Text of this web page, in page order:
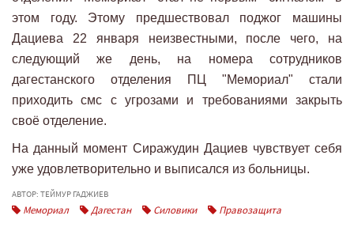
этом году. Этому предшествовал поджог машины
Дациева 22 января неизвестными, после чего, на
следующий же день, на номера сотрудников
дагестанского отделения ПЦ "Мемориал" стали
приходить смс с угрозами и требованиями закрыть
своё отделение.
На данный момент Сиражудин Дациев чувствует себя
уже удовлетворительно и выписался из больницы.
АВТОР: ТЕЙМУР ГАДЖИЕВ
Мемориал Дагестан Силовики Правозащита